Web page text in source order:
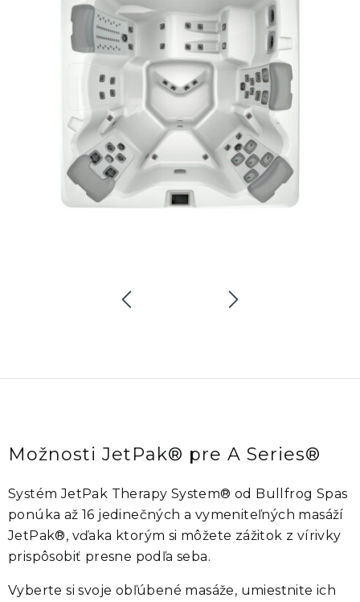
Možnosti JetPak® pre A Series®
SystémJetPak Therapy System® od Bullfrog Spas
ponúka až16 jedinečných a vymeniteľných masáží
JetPak®, vďaka ktorým si môžete zážitok z vírivky
prispôsobiť presne podľa seba.
Vyberte si svoje obľúbené masáže, umiestnite ich